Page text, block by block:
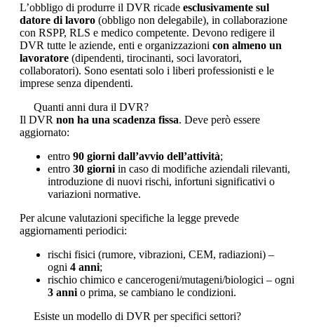
L’obbligo di produrre il DVR ricade esclusivamente sul
datore di lavoro (obbligo non delegabile), in collaborazione
con RSPP, RLS e medico competente. Devono redigere il
DVR tutte le aziende, enti e organizzazioni con almeno un
lavoratore (dipendenti, tirocinanti, soci lavoratori,
collaboratori). Sono esentati solo i liberi professionisti e le
imprese senza dipendenti.
Quanti anni dura il DVR?
Il DVR non ha una scadenza fissa. Deve però essere
aggiornato:
entro 90 giorni dall’avvio dell’attività;
entro 30 giorni in caso di modifiche aziendali rilevanti,
introduzione di nuovi rischi, infortuni significativi o
variazioni normative.
Per alcune valutazioni specifiche la legge prevede
aggiornamenti periodici:
rischi fisici (rumore, vibrazioni, CEM, radiazioni) –
ogni 4 anni;
rischio chimico e cancerogeni/mutageni/biologici – ogni
3 anni o prima, se cambiano le condizioni.
Esiste un modello di DVR per specifici settori?